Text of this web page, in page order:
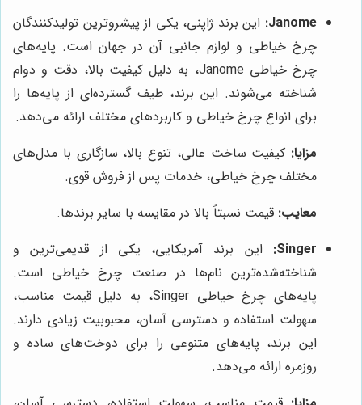
Janome: این برند ژاپنی، یکی از پیشروترین تولیدکنندگان
چرخ خیاطی و لوازم جانبی آن در جهان است. پایه‌های
چرخ خیاطی Janome، به دلیل کیفیت بالا، دقت و دوام
شناخته می‌شوند. این برند، طیف گسترده‌ای از پایه‌ها را
برای انواع چرخ خیاطی و کاربردهای مختلف ارائه می‌دهد.
مزایا: کیفیت ساخت عالی، تنوع بالا، سازگاری با مدل‌های
مختلف چرخ خیاطی، خدمات پس از فروش قوی.
معایب: قیمت نسبتاً بالا در مقایسه با سایر برندها.
Singer:
این برند آمریکایی، یکی از قدیمی‌ترین و
شناخته‌شده‌ترین نام‌ها در صنعت چرخ خیاطی است.
پایه‌های چرخ خیاطی Singer، به دلیل قیمت مناسب،
سهولت استفاده و دسترسی آسان، محبوبیت زیادی دارند.
این برند، پایه‌های متنوعی را برای دوخت‌های ساده و
روزمره ارائه می‌دهد.